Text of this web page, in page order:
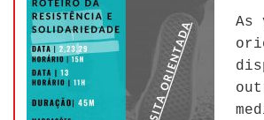
As